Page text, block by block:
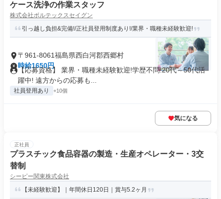
ケース洗浄の作業スタッフ
株式会社ボルテックスセイグン
引っ越し負担&完備!/正社員登用制度あり!/業界・職種未経験歓迎!
〒961-8061福島県西白河郡西郷村
時給1650円
【応募資格】 業界・職種未経験歓迎!学歴不問!20代～50代活
躍中! 遠方からの応募も...
社員登用あり +10個
気になる
正社員
プラスチック⾷品容器の製造・生産オペレーター・3交
替制
シーピー関東株式会社
【未経験歓迎】｜年間休日120日｜賞与5.2ヶ月